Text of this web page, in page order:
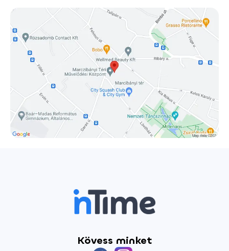
egyetlen ária, bravúros hangnemváltásokkal, egy stand-
up tragedy: hiszik-e vagy sem, időnként nagyokat fognak
nevetni és a sírás sem kizárt. De ezért járunk színházba,
nem? Dennis Kelly-vel az Árvák után már másodszorra
fuzionál a csapat. Az eredeti címén Girls&Boys című
darabot 2018-ban mutatták be Londonban, majd bejárta
az egész világot. A díjnyertes angol drámaíró erős,
háromdimenziós női karakterre írt történetét most az
ország egyik legismertebb és legsokoldalúbb színésznője,
Lovas Rozi előadásában láthatják a magyar nézők. Játssza:
Lovas Rozi Fordította: Horváth János Antal Jelmeztervező:
Pattantyus Dóra Díszlettervező: Szabó Márton István
Dramaturg: Németh Gábor Koreográfus: Molnár G. Nóra
Kövess minket